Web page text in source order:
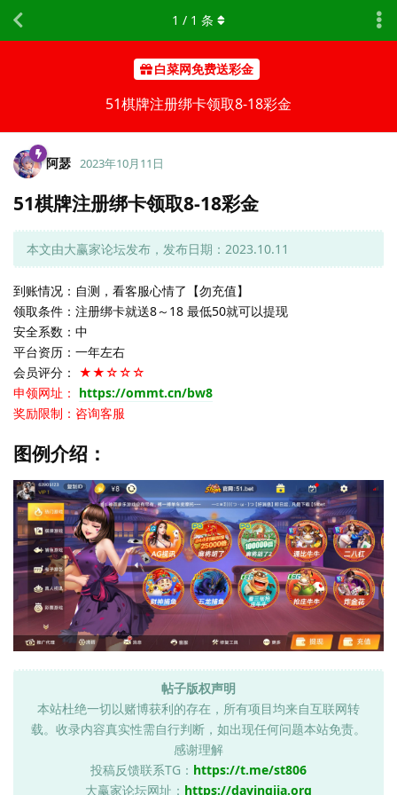
白菜网免费送彩金
51棋牌注册绑卡领取8-18彩金
1 / 1 条
阿瑟 2023年10月11日
51棋牌注册绑卡领取8-18彩金
本文由大赢家论坛发布，发布日期：2023.10.11
到账情况：自测，看客服心情了【勿充值】
领取条件：注册绑卡就送8～18 最低50就可以提现
安全系数：中
平台资历：一年左右
会员评分： ★★☆☆☆
申领网址： https://ommt.cn/bw8
奖励限制：咨询客服
图例介绍：
帖子版权声明
本站杜绝一切以赌博获利的存在，所有项目均来自互联网转
载。收录内容真实性需自行判断，如出现任何问题本站免责。
感谢理解
投稿反馈联系TG： https://t.me/st806
大赢家论坛网址： https://dayingjia.org